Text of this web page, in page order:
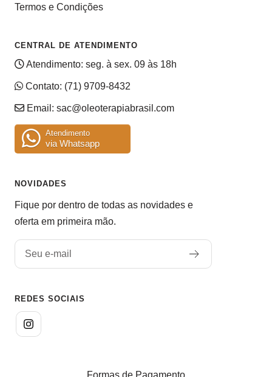
Termos e Condições
CENTRAL DE ATENDIMENTO
Atendimento: seg. à sex. 09 às 18h
Contato: (71) 9709-8432
Email: sac@oleoterapiabrasil.com
Atendimento
via Whatsapp
NOVIDADES
Fique por dentro de todas as novidades e
oferta em primeira mão.
Seu e-mail
REDES SOCIAIS
Formas de Pagamento